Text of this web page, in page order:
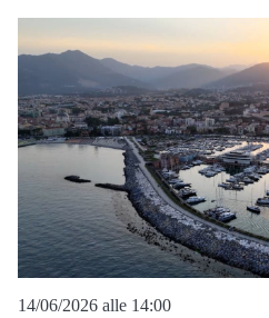
14/06/2026 alle 14:00